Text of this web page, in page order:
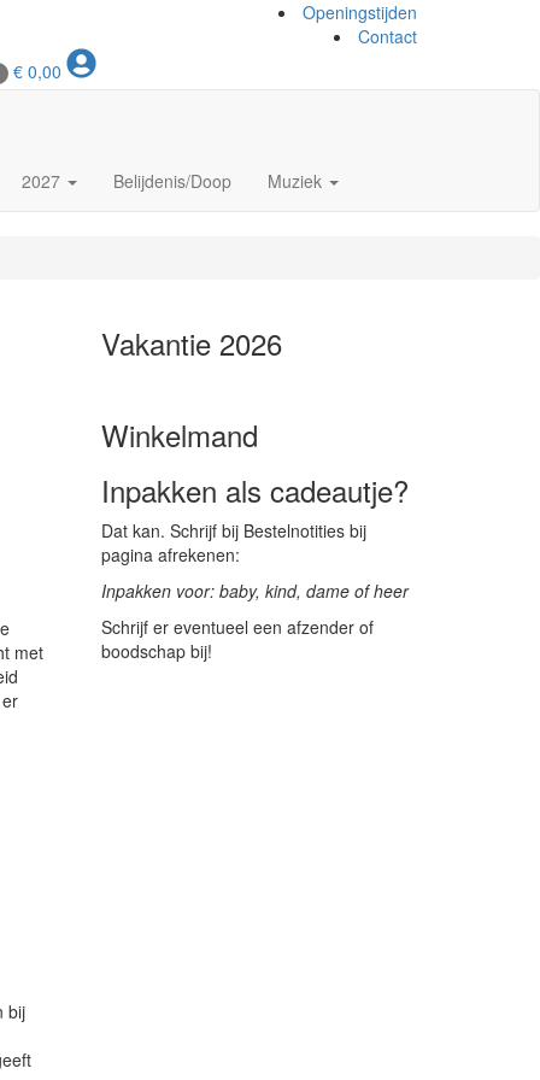
Openingstijden
Contact
€ 0,00
2027 Belijdenis/Doop Muziek
met
bij
Vakantie 2026
Winkelmand
Inpakken als cadeautje?
Dat kan. Schrijf bij Bestelnotities bij
pagina afrekenen:
Inpakken voor: baby, kind, dame of heer
Schrijf er eventueel een afzender of
boodschap bij!